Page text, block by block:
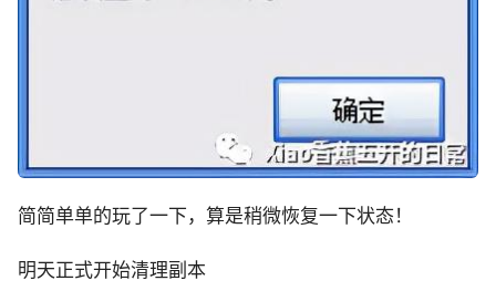
简简单单的玩了一下，算是稍微恢复一下状态！
明天正式开始清理副本